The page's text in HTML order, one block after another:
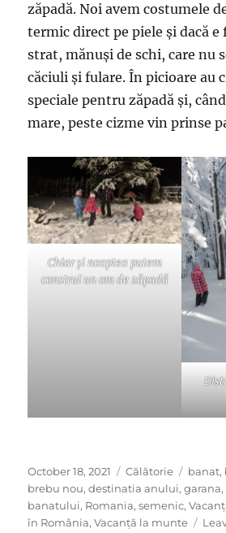
zăpadă. Noi avem costumele
termic direct pe piele și dacă
strat, mănuși de schi, care nu
căciuli și fulare. În picioare au
speciale pentru zăpadă și,
mare, peste cizme vin prinse
Chiar și noaptea putem
construi un om de zăpadă
Posted
on
October 18, 2021 Categories
Călătorie Tags
banat,
brebu nou,destinatia anului,garana,
banatului, Romania,semenic,
în România,Vacanță la munte